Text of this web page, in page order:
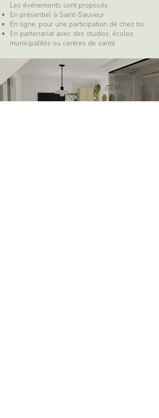
Les événements sont proposés :
En présentiel à Saint-Sauveur
En ligne, pour une participation de chez toi
En partenariat avec des studios, écoles,
municipalités ou centres de santé